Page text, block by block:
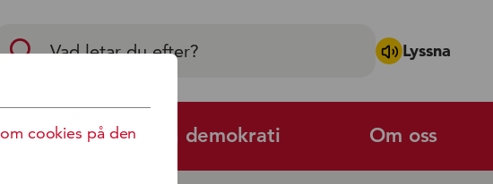
Lyssna
Politik och demokrati Om oss
cookies på den